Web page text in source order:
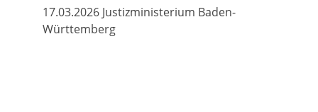
17.03.2026 Justizministerium Baden-
Württemberg